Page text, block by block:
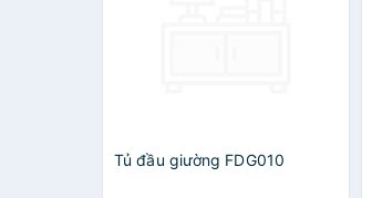
Tủ đầu giường FDG010